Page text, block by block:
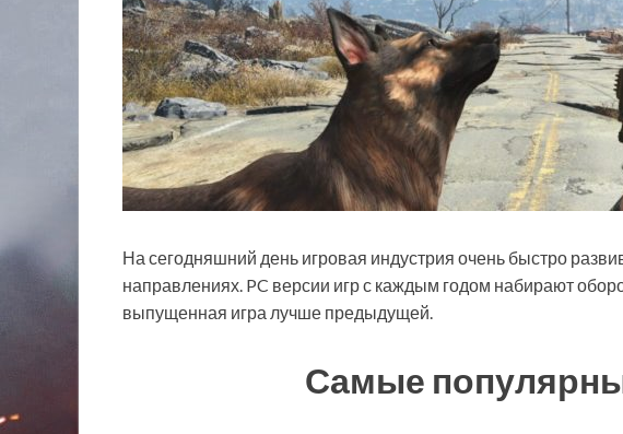
На сегодняшний день игровая индустрия очень быстро
направлениях. PC версии игр с каждым годом набирают
выпущенная игра лучше предыдущей.
Самые